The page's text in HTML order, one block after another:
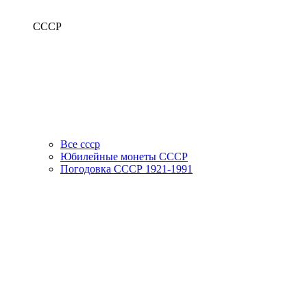
СССР
Все ссср
Юбилейные монеты СССР
Погодовка СССР 1921-1991